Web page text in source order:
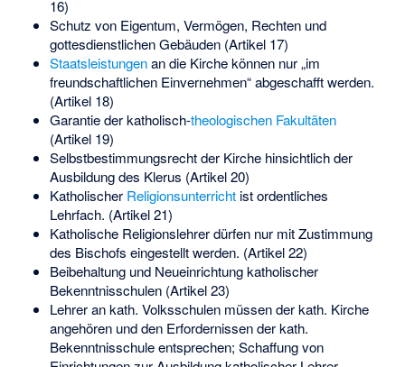
16)
Schutz von Eigentum, Vermögen, Rechten und
gottesdienstlichen Gebäuden (Artikel 17)
Staatsleistungenan die Kirche können nur „im
freundschaftlichen Einvernehmen“ abgeschafft werden.
(Artikel 18)
Garantie der katholisch-theologischen Fakultäten
(Artikel 19)
Selbstbestimmungsrecht der Kirche hinsichtlich der
Ausbildung des Klerus (Artikel 20)
Katholischer Religionsunterrichtist ordentliches
Lehrfach. (Artikel 21)
Katholische Religionslehrer dürfen nur mit Zustimmung
des Bischofs eingestellt werden. (Artikel 22)
Beibehaltung und Neueinrichtung katholischer
Bekenntnisschulen (Artikel 23)
Lehrer an kath. Volksschulen müssen der kath. Kirche
angehören und den Erfordernissen der kath.
Bekenntnisschule entsprechen; Schaffung von